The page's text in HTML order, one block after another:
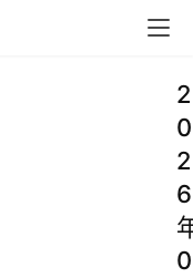
2
0
2
6
0